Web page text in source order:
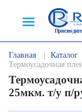
Главная Каталог
Термоусадочная
25мкм. т/у п/